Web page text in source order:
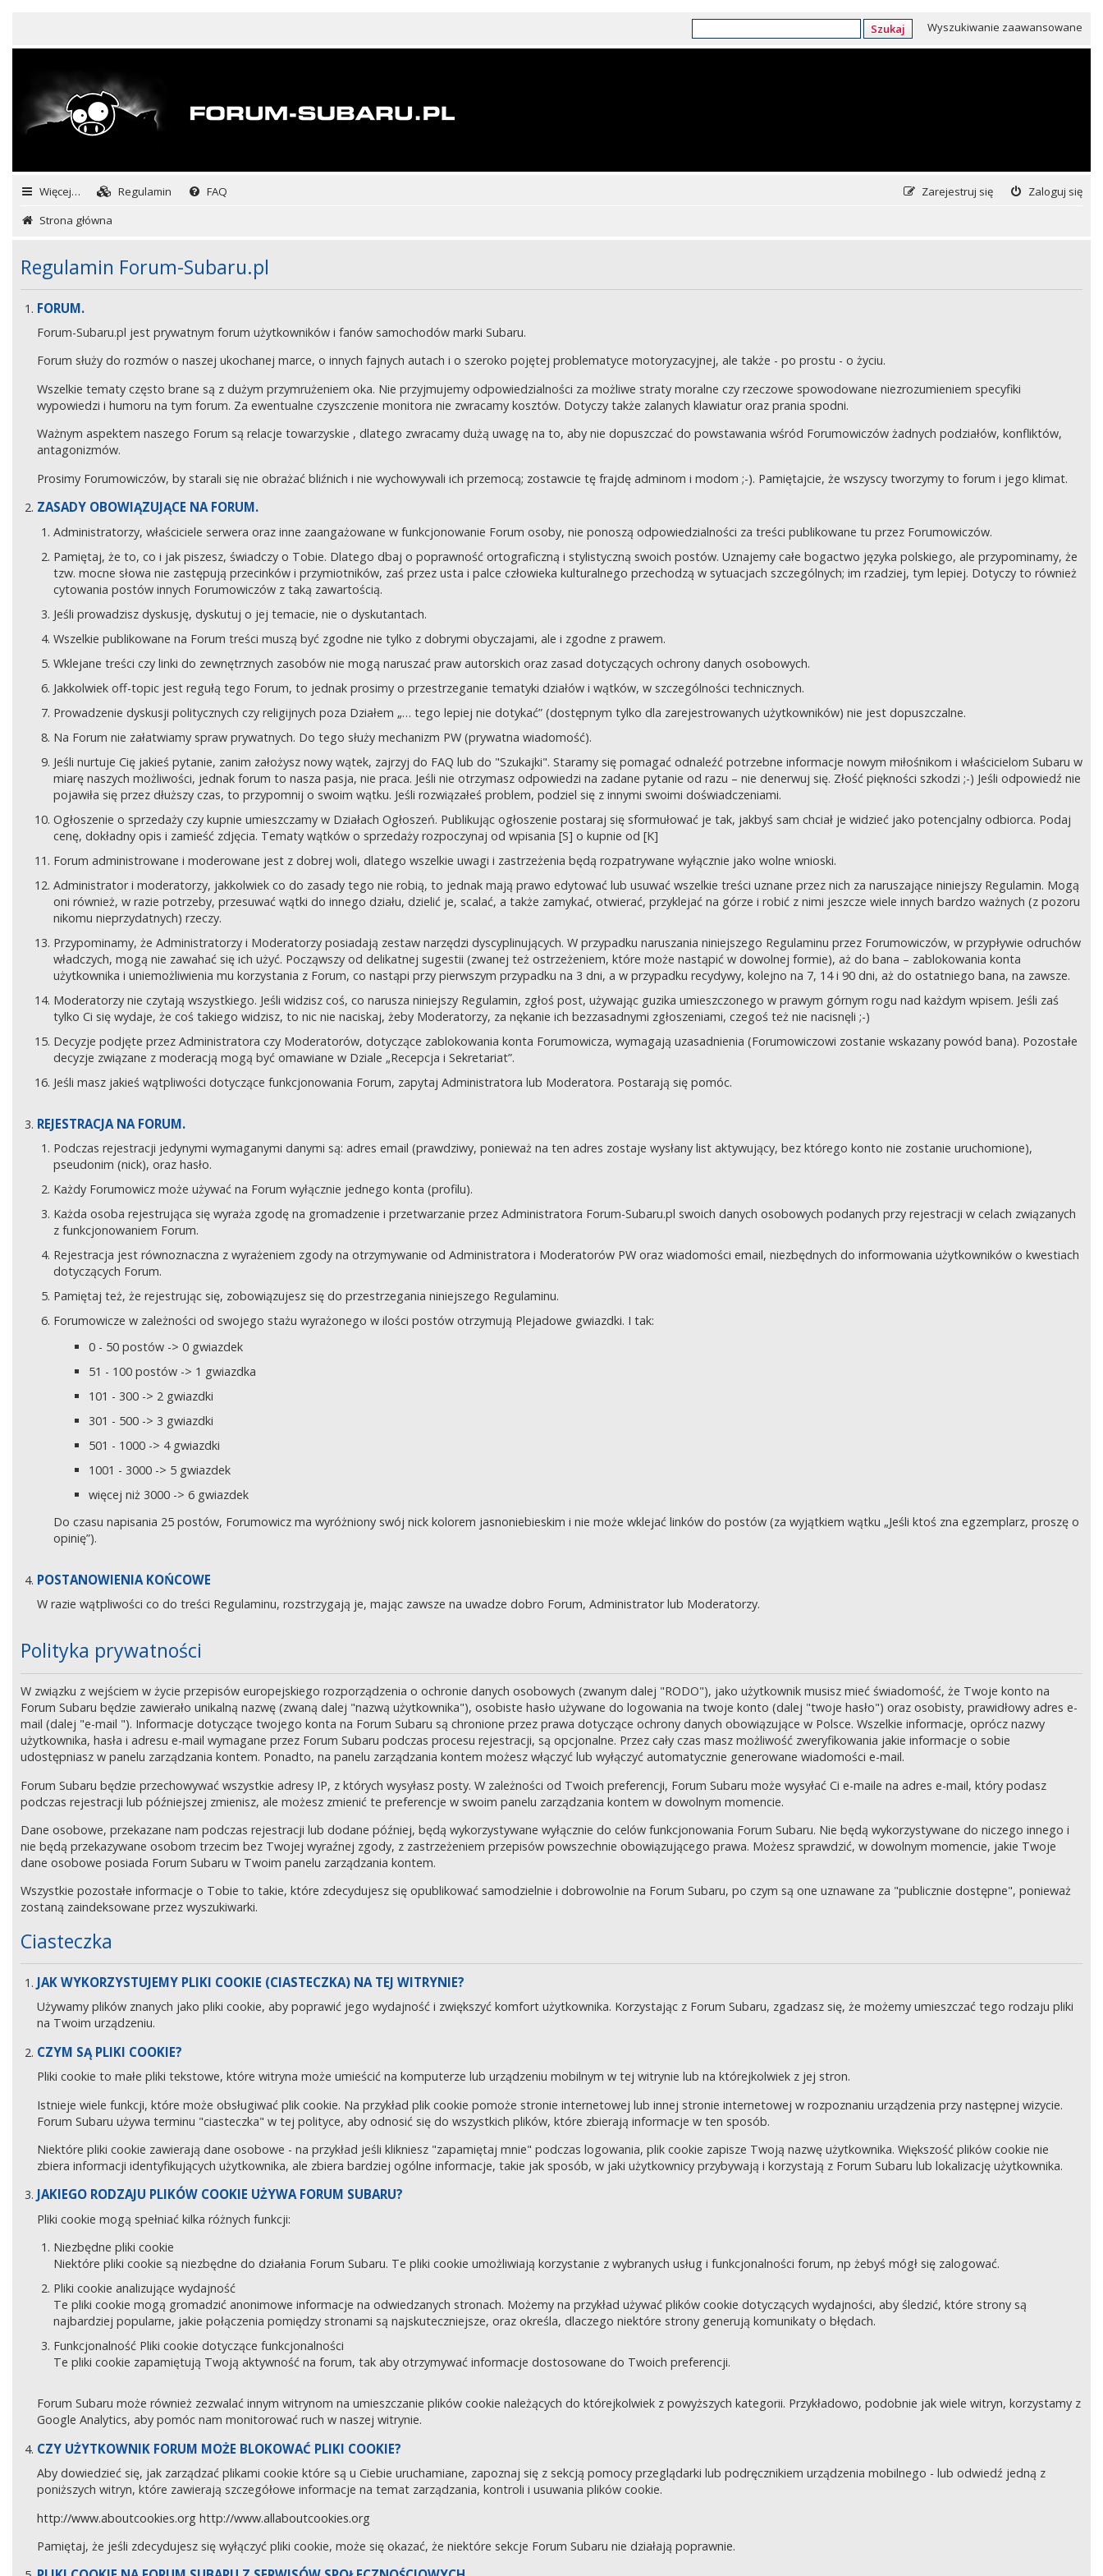
Szukaj Wyszukiwanie zaawansowane
Więcej… Regulamin FAQ Zaloguj się
Zarejestruj się
Strona główna
Regulamin Forum-Subaru.pl
FORUM.
Forum-Subaru.pl jest prywatnym forum użytkowników i fanów samochodów marki Subaru.
Forum służy do rozmów o naszej ukochanej marce, o innych fajnych autach i o szeroko pojętej problematyce motoryzacyjnej, ale także - po prostu - o życiu.
Wszelkie tematy często brane są z dużym przymrużeniem oka. Nie przyjmujemy odpowiedzialności za możliwe straty moralne czy rzeczowe spowodowane niezrozumieniem specyfiki
wypowiedzi i humoru na tym forum. Za ewentualne czyszczenie monitora nie zwracamy kosztów. Dotyczy także zalanych klawiatur oraz prania spodni.
Ważnym aspektem naszego Forum są relacje towarzyskie , dlatego zwracamy dużą uwagę na to, aby nie dopuszczać do powstawania wśród Forumowiczów żadnych podziałów, konfliktów,
antagonizmów.
Prosimy Forumowiczów, by starali się nie obrażać bliźnich i nie wychowywali ich przemocą; zostawcie tę frajdę adminom i modom ;-). Pamiętajcie, że wszyscy tworzymy to forum i jego klimat.
ZASADY OBOWIĄZUJĄCE NA FORUM.
Administratorzy, właściciele serwera oraz inne zaangażowane w funkcjonowanie Forum osoby, nie ponoszą odpowiedzialności za treści publikowane tu przez Forumowiczów.
Pamiętaj, że to, co i jak piszesz, świadczy o Tobie. Dlatego dbaj o poprawność ortograficzną i stylistyczną swoich postów. Uznajemy całe bogactwo języka polskiego, ale przypominamy, że
tzw. mocne słowa nie zastępują przecinków i przymiotników, zaś przez usta i palce człowieka kulturalnego przechodzą w sytuacjach szczególnych; im rzadziej, tym lepiej. Dotyczy to również
cytowania postów innych Forumowiczów z taką zawartością.
Jeśli prowadzisz dyskusję, dyskutuj o jej temacie, nie o dyskutantach.
Wszelkie publikowane na Forum treści muszą być zgodne nie tylko z dobrymi obyczajami, ale i zgodne z prawem.
Wklejane treści czy linki do zewnętrznych zasobów nie mogą naruszać praw autorskich oraz zasad dotyczących ochrony danych osobowych.
Jakkolwiek off-topic jest regułą tego Forum, to jednak prosimy o przestrzeganie tematyki działów i wątków, w szczególności technicznych.
Prowadzenie dyskusji politycznych czy religijnych poza Działem „… tego lepiej nie dotykać” (dostępnym tylko dla zarejestrowanych użytkowników) nie jest dopuszczalne.
Na Forum nie załatwiamy spraw prywatnych. Do tego służy mechanizm PW (prywatna wiadomość).
Jeśli nurtuje Cię jakieś pytanie, zanim założysz nowy wątek, zajrzyj do FAQ lub do "Szukajki". Staramy się pomagać odnaleźć potrzebne informacje nowym miłośnikom i właścicielom Subaru w
miarę naszych możliwości, jednak forum to nasza pasja, nie praca. Jeśli nie otrzymasz odpowiedzi na zadane pytanie od razu – nie denerwuj się. Złość piękności szkodzi ;-) Jeśli odpowiedź nie
pojawiła się przez dłuższy czas, to przypomnij o swoim wątku. Jeśli rozwiązałeś problem, podziel się z innymi swoimi doświadczeniami.
Ogłoszenie o sprzedaży czy kupnie umieszczamy w Działach Ogłoszeń. Publikując ogłoszenie postaraj się sformułować je tak, jakbyś sam chciał je widzieć jako potencjalny odbiorca. Podaj
cenę, dokładny opis i zamieść zdjęcia. Tematy wątków o sprzedaży rozpoczynaj od wpisania [S] o kupnie od [K]
Forum administrowane i moderowane jest z dobrej woli, dlatego wszelkie uwagi i zastrzeżenia będą rozpatrywane wyłącznie jako wolne wnioski.
Administrator i moderatorzy, jakkolwiek co do zasady tego nie robią, to jednak mają prawo edytować lub usuwać wszelkie treści uznane przez nich za naruszające niniejszy Regulamin. Mogą
oni również, w razie potrzeby, przesuwać wątki do innego działu, dzielić je, scalać, a także zamykać, otwierać, przyklejać na górze i robić z nimi jeszcze wiele innych bardzo ważnych (z pozoru
nikomu nieprzydatnych) rzeczy.
Przypominamy, że Administratorzy i Moderatorzy posiadają zestaw narzędzi dyscyplinujących. W przypadku naruszania niniejszego Regulaminu przez Forumowiczów, w przypływie odruchów
władczych, mogą nie zawahać się ich użyć. Począwszy od delikatnej sugestii (zwanej też ostrzeżeniem, które może nastąpić w dowolnej formie), aż do bana – zablokowania konta
użytkownika i uniemożliwienia mu korzystania z Forum, co nastąpi przy pierwszym przypadku na 3 dni, a w przypadku recydywy, kolejno na 7, 14 i 90 dni, aż do ostatniego bana, na zawsze.
Moderatorzy nie czytają wszystkiego. Jeśli widzisz coś, co narusza niniejszy Regulamin, zgłoś post, używając guzika umieszczonego w prawym górnym rogu nad każdym wpisem. Jeśli zaś
tylko Ci się wydaje, że coś takiego widzisz, to nic nie naciskaj, żeby Moderatorzy, za nękanie ich bezzasadnymi zgłoszeniami, czegoś też nie nacisnęli ;-)
Decyzje podjęte przez Administratora czy Moderatorów, dotyczące zablokowania konta Forumowicza, wymagają uzasadnienia (Forumowiczowi zostanie wskazany powód bana). Pozostałe
decyzje związane z moderacją mogą być omawiane w Dziale „Recepcja i Sekretariat”.
Jeśli masz jakieś wątpliwości dotyczące funkcjonowania Forum, zapytaj Administratora lub Moderatora. Postarają się pomóc.
REJESTRACJA NA FORUM.
Podczas rejestracji jedynymi wymaganymi danymi są: adres email (prawdziwy, ponieważ na ten adres zostaje wysłany list aktywujący, bez którego konto nie zostanie uruchomione),
pseudonim (nick), oraz hasło.
Każdy Forumowicz może używać na Forum wyłącznie jednego konta (profilu).
Każda osoba rejestrująca się wyraża zgodę na gromadzenie i przetwarzanie przez Administratora Forum-Subaru.pl swoich danych osobowych podanych przy rejestracji w celach związanych
z funkcjonowaniem Forum.
Rejestracja jest równoznaczna z wyrażeniem zgody na otrzymywanie od Administratora i Moderatorów PW oraz wiadomości email, niezbędnych do informowania użytkowników o kwestiach
dotyczących Forum.
Pamiętaj też, że rejestrując się, zobowiązujesz się do przestrzegania niniejszego Regulaminu.
Forumowicze w zależności od swojego stażu wyrażonego w ilości postów otrzymują Plejadowe gwiazdki. I tak:
0 - 50 postów -> 0 gwiazdek
51 - 100 postów -> 1 gwiazdka
101 - 300 -> 2 gwiazdki
301 - 500 -> 3 gwiazdki
501 - 1000 -> 4 gwiazdki
1001 - 3000 -> 5 gwiazdek
więcej niż 3000 -> 6 gwiazdek
Do czasu napisania 25 postów, Forumowicz ma wyróżniony swój nick kolorem jasnoniebieskim i nie może wklejać linków do postów (za wyjątkiem wątku „Jeśli ktoś zna egzemplarz, proszę o
opinię”).
POSTANOWIENIA KOŃCOWE
W razie wątpliwości co do treści Regulaminu, rozstrzygają je, mając zawsze na uwadze dobro Forum, Administrator lub Moderatorzy.
Polityka prywatności
W związku z wejściem w życie przepisów europejskiego rozporządzenia o ochronie danych osobowych (zwanym dalej "RODO"), jako użytkownik musisz mieć świadomość, że Twoje konto na
Forum Subaru będzie zawierało unikalną nazwę (zwaną dalej "nazwą użytkownika"), osobiste hasło używane do logowania na twoje konto (dalej "twoje hasło") oraz osobisty, prawidłowy adres e-
mail (dalej "e-mail "). Informacje dotyczące twojego konta na Forum Subaru są chronione przez prawa dotyczące ochrony danych obowiązujące w Polsce. Wszelkie informacje, oprócz nazwy
użytkownika, hasła i adresu e-mail wymagane przez Forum Subaru podczas procesu rejestracji, są opcjonalne. Przez cały czas masz możliwość zweryfikowania jakie informacje o sobie
udostępniasz w panelu zarządzania kontem. Ponadto, na panelu zarządzania kontem możesz włączyć lub wyłączyć automatycznie generowane wiadomości e-mail.
Forum Subaru będzie przechowywać wszystkie adresy IP, z których wysyłasz posty. W zależności od Twoich preferencji, Forum Subaru może wysyłać Ci e-maile na adres e-mail, który podasz
podczas rejestracji lub późniejszej zmienisz, ale możesz zmienić te preferencje w swoim panelu zarządzania kontem w dowolnym momencie.
Dane osobowe, przekazane nam podczas rejestracji lub dodane później, będą wykorzystywane wyłącznie do celów funkcjonowania Forum Subaru. Nie będą wykorzystywane do niczego innego i
nie będą przekazywane osobom trzecim bez Twojej wyraźnej zgody, z zastrzeżeniem przepisów powszechnie obowiązującego prawa. Możesz sprawdzić, w dowolnym momencie, jakie Twoje
dane osobowe posiada Forum Subaru w Twoim panelu zarządzania kontem.
Wszystkie pozostałe informacje o Tobie to takie, które zdecydujesz się opublikować samodzielnie i dobrowolnie na Forum Subaru, po czym są one uznawane za "publicznie dostępne", ponieważ
zostaną zaindeksowane przez wyszukiwarki.
Ciasteczka
JAK WYKORZYSTUJEMY PLIKI COOKIE (CIASTECZKA) NA TEJ WITRYNIE?
Używamy plików znanych jako pliki cookie, aby poprawić jego wydajność i zwiększyć komfort użytkownika. Korzystając z Forum Subaru, zgadzasz się, że możemy umieszczać tego rodzaju pliki
na Twoim urządzeniu.
CZYM SĄ PLIKI COOKIE?
Pliki cookie to małe pliki tekstowe, które witryna może umieścić na komputerze lub urządzeniu mobilnym w tej witrynie lub na którejkolwiek z jej stron.
Istnieje wiele funkcji, które może obsługiwać plik cookie. Na przykład plik cookie pomoże stronie internetowej lub innej stronie internetowej w rozpoznaniu urządzenia przy następnej wizycie.
Forum Subaru używa terminu "ciasteczka" w tej polityce, aby odnosić się do wszystkich plików, które zbierają informacje w ten sposób.
Niektóre pliki cookie zawierają dane osobowe - na przykład jeśli klikniesz "zapamiętaj mnie" podczas logowania, plik cookie zapisze Twoją nazwę użytkownika. Większość plików cookie nie
zbiera informacji identyfikujących użytkownika, ale zbiera bardziej ogólne informacje, takie jak sposób, w jaki użytkownicy przybywają i korzystają z Forum Subaru lub lokalizację użytkownika.
JAKIEGO RODZAJU PLIKÓW COOKIE UŻYWA FORUM SUBARU?
Pliki cookie mogą spełniać kilka różnych funkcji:
Niezbędne pliki cookie
Niektóre pliki cookie są niezbędne do działania Forum Subaru. Te pliki cookie umożliwiają korzystanie z wybranych usług i funkcjonalności forum, np żebyś mógł się zalogować.
Pliki cookie analizujące wydajność
Te pliki cookie mogą gromadzić anonimowe informacje na odwiedzanych stronach. Możemy na przykład używać plików cookie dotyczących wydajności, aby śledzić, które strony są
najbardziej popularne, jakie połączenia pomiędzy stronami są najskuteczniejsze, oraz określa, dlaczego niektóre strony generują komunikaty o błędach.
Funkcjonalność Pliki cookie dotyczące funkcjonalności
Te pliki cookie zapamiętują Twoją aktywność na forum, tak aby otrzymywać informacje dostosowane do Twoich preferencji.
Forum Subaru może również zezwalać innym witrynom na umieszczanie plików cookie należących do którejkolwiek z powyższych kategorii. Przykładowo, podobnie jak wiele witryn, korzystamy z
Google Analytics, aby pomóc nam monitorować ruch w naszej witrynie.
CZY UŻYTKOWNIK FORUM MOŻE BLOKOWAĆ PLIKI COOKIE?
Aby dowiedzieć się, jak zarządzać plikami cookie które są u Ciebie uruchamiane, zapoznaj się z sekcją pomocy przeglądarki lub podręcznikiem urządzenia mobilnego - lub odwiedź jedną z
poniższych witryn, które zawierają szczegółowe informacje na temat zarządzania, kontroli i usuwania plików cookie.
http://www.aboutcookies.org http://www.allaboutcookies.org
Pamiętaj, że jeśli zdecydujesz się wyłączyć pliki cookie, może się okazać, że niektóre sekcje Forum Subaru nie działają poprawnie.